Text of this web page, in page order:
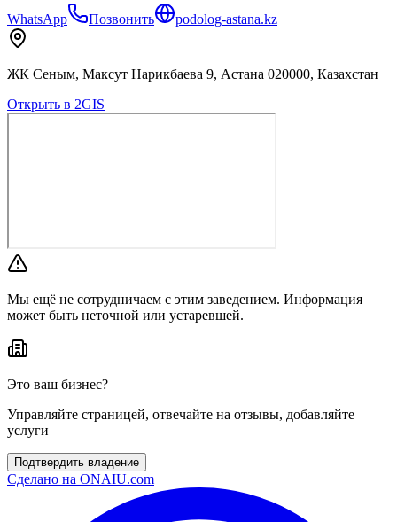
WhatsApp Позвонить podolog-astana.kz
ЖК Сеным, Максут Нарикбаева 9, Астана 020000, Казахстан
Открыть в 2GIS
Мы ещё не сотрудничаем с этим заведением. Информация
может быть неточной или устаревшей.
Это ваш бизнес?
Управляйте страницей, отвечайте на отзывы, добавляйте
услуги
Подтвердить владение
Сделано на ONAIU.com